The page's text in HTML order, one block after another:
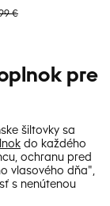
€
pre
šiltovky sa
do každého
ochranu pred
vlasového dňa",
s nenútenou